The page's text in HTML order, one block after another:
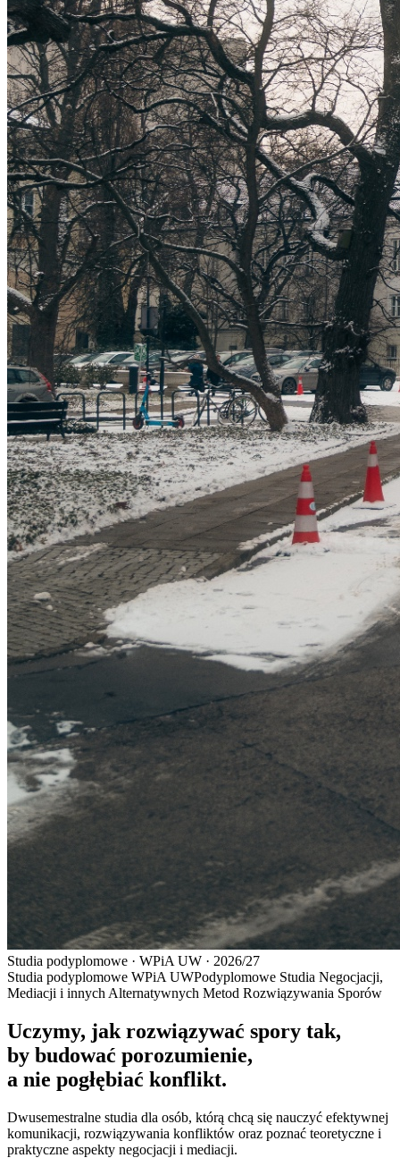
Studia podyplomowe · WPiA UW · 2026/27
Studia podyplomowe WPiA UWPodyplomowe Studia Negocjacji,
Mediacji i innych Alternatywnych Metod Rozwiązywania Sporów
Uczymy, jak rozwiązywać spory tak,
by budować porozumienie,
a nie pogłębiać konflikt.
Dwusemestralne studia dla osób, którą chcą się nauczyć efektywnej
komunikacji, rozwiązywania konfliktów oraz poznać teoretyczne i
praktyczne aspekty negocjacji i mediacji.